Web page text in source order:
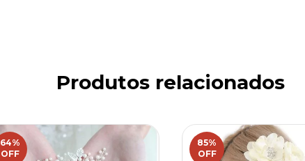
Produtos relacionados
64%
OFF
85%
OFF